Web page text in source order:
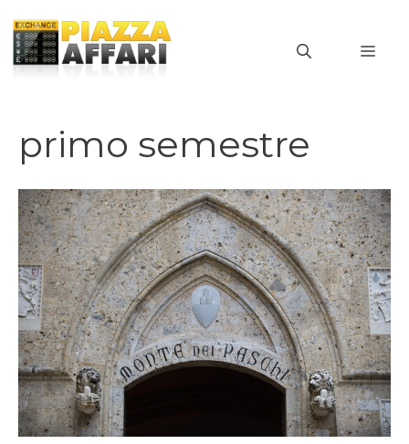
contenuto
primo semestre